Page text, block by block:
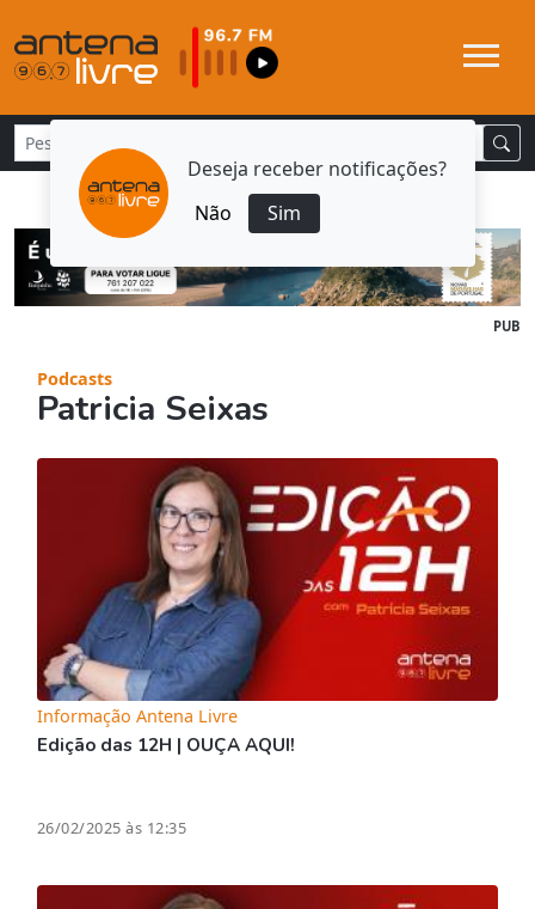
Deseja receber notificações?
Não
Sim
PUB
Podcasts
Patricia Seixas
Informação Antena Livre
Edição das 12H | OUÇA AQUI!
26/02/2025 às 12:35